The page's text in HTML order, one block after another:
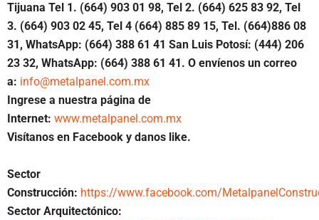
Tijuana Tel 1. (664) 903 01 98, Tel 2. (664) 625 83 92, Tel
3. (664) 903 02 45, Tel 4 (664) 885 89 15, Tel. (664)886 08
31, WhatsApp: (664) 388 61 41 San Luis Potosí: (444) 206
23 32, WhatsApp: (664) 388 61 41. O envíenos un correo
a: info@metalpanel.com.mx
Ingrese a nuestra página de
Internet: www.metalpanel.com.mx
Visítanos en Facebook y danos like.
Sector
Construcción: https://www.facebook.com/
Sector Arquitectónico: